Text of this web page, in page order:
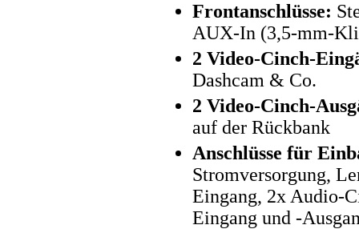
Frontanschlüsse:
AUX-In (3,5-mm-
2 Video-Cinch-
Dashcam & Co.
2 Video-Cinch-
auf der Rückbank
Anschlüsse für
Stromversorgung,
Eingang, 2x Audio-
Eingang und -